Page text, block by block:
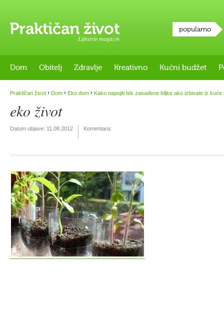
Lifestyle magazin
popularno
Dom Obitelj Zdravlje Kreativno Kućni budžet
Praktičan život › Dom › Eko dom › Kako napojiti tek zasađene biljke ako izbivate iz kuće
eko život
Datum objave: 11.08.2012 Komentara: